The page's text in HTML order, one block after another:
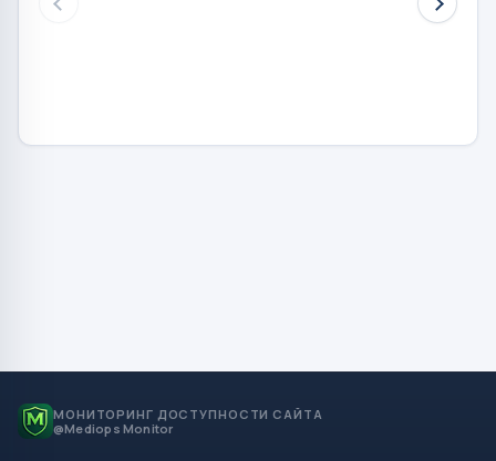
МОНИТОРИНГ ДОСТУПНОСТИ САЙТА
@Mediops Monitor